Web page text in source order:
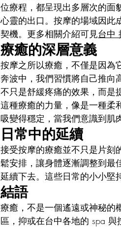
位療程，都呈現出多層次的面
心靈的出口。按摩的場域因此
契機。更多相關介紹可見台中
療癒的深層意義
按摩之所以療癒，不僅是因為
奔波中，我們習慣將自己推向
不只是舒緩疼痛的效果，而是
這種療癒的力量，像是一種柔
吸變得穩定，當我們意識到肌
日常中的延續
接受按摩的療癒並不只是片刻
鬆安排，讓身體逐漸調整到最
延續下去。這些日常的小小堅
結語
療癒，不是一個遙遠或神秘的
區，抑或在台中各地的 spa